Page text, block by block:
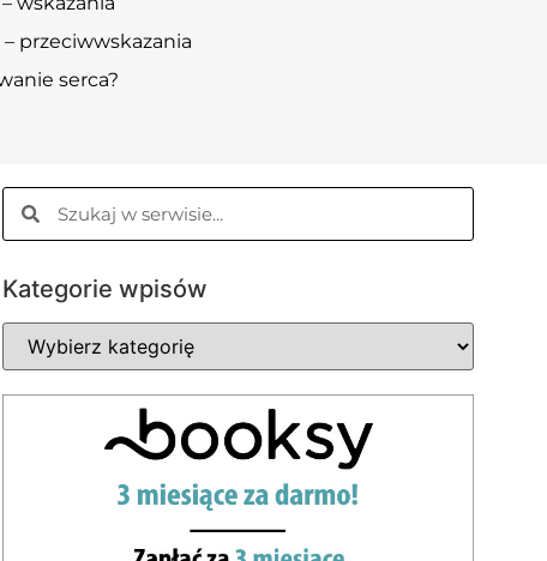
przeciwwskazania
serca?
Kategorie wpisów